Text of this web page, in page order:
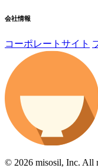
会社情報
コーポレートサイト
© 2026 misosil, Inc. All